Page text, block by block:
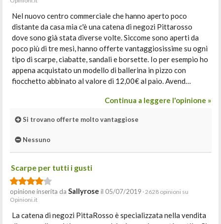
Nel nuovo centro commerciale che hanno aperto poco
distante da casa mia c'è una catena di negozi Pittarosso
dove sono già stata diverse volte. Siccome sono aperti da
poco più di tre mesi, hanno offerte vantaggiosissime su ogni
tipo di scarpe, ciabatte, sandali e borsette. Io per esempio ho
appena acquistato un modello di ballerina in pizzo con
fiocchetto abbinato al valore di 12,00€ al paio. Avend…
Continua a leggere l'opinione »
Si trovano offerte molto vantaggiose
Nessuno
Scarpe per tutti i gusti
opinione inserita da Sallyrose il 05/07/2019 · 2628 opinioni su
Opinioni.it
La catena di negozi PittaRosso è specializzata nella vendita